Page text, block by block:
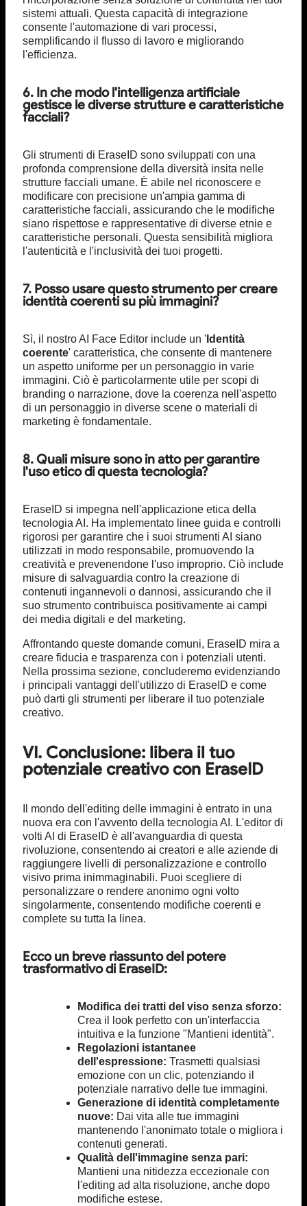
sistemi attuali. Questa capacità di integrazione
consente l'automazione di vari processi,
semplificando il flusso di lavoro e migliorando
l'efficienza.
6. In che modo l'intelligenza artificiale
gestisce le diverse strutture e caratteristiche
facciali?
Gli strumenti di EraseID sono sviluppati con una
profonda comprensione della diversità insita nelle
strutture facciali umane. È abile nel riconoscere e
modificare con precisione un'ampia gamma di
caratteristiche facciali, assicurando che le modifiche
siano rispettose e rappresentative di diverse etnie e
caratteristiche personali. Questa sensibilità migliora
l'autenticità e l'inclusività dei tuoi progetti.
7. Posso usare questo strumento per creare
identità coerenti su più immagini?
Sì, il nostro AI Face Editor include un ' Identità
coerente' caratteristica, che consente di mantenere
un aspetto uniforme per un personaggio in varie
immagini. Ciò è particolarmente utile per scopi di
branding o narrazione, dove la coerenza nell'aspetto
di un personaggio in diverse scene o materiali di
marketing è fondamentale.
8. Quali misure sono in atto per garantire
l'uso etico di questa tecnologia?
EraseID si impegna nell'applicazione etica della
tecnologia AI. Ha implementato linee guida e controlli
rigorosi per garantire che i suoi strumenti AI siano
utilizzati in modo responsabile, promuovendo la
creatività e prevenendone l'uso improprio. Ciò include
misure di salvaguardia contro la creazione di
contenuti ingannevoli o dannosi, assicurando che il
suo strumento contribuisca positivamente ai campi
dei media digitali e del marketing.
Affrontando queste domande comuni, EraseID mira a
creare fiducia e trasparenza con i potenziali utenti.
Nella prossima sezione, concluderemo evidenziando
i principali vantaggi dell'utilizzo di EraseID e come
può darti gli strumenti per liberare il tuo potenziale
creativo.
VI. Conclusione: libera il tuo
potenziale creativo con EraseID
Il mondo dell'editing delle immagini è entrato in una
nuova era con l'avvento della tecnologia AI. L'editor di
volti AI di EraseID è all'avanguardia di questa
rivoluzione, consentendo ai creatori e alle aziende di
raggiungere livelli di personalizzazione e controllo
visivo prima inimmaginabili. Puoi scegliere di
personalizzare o rendere anonimo ogni volto
singolarmente, consentendo modifiche coerenti e
complete su tutta la linea.
Ecco un breve riassunto del potere
trasformativo di EraseID:
Modifica dei tratti del viso senza sforzo:
Crea il look perfetto con un'interfaccia
intuitiva e la funzione "Mantieni identità".
Regolazioni istantanee
dell'espressione: Trasmetti qualsiasi
emozione con un clic, potenziando il
potenziale narrativo delle tue immagini.
Generazione di identità completamente
nuove: Dai vita alle tue immagini
mantenendo l'anonimato totale o migliora i
contenuti generati.
Qualità dell'immagine senza pari:
Mantieni una nitidezza eccezionale con
l'editing ad alta risoluzione, anche dopo
modifiche estese.